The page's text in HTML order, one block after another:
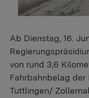
Ab Dienstag, 16.
von rund 3,6
Fahrbahnbelag der
Tuttlingen/